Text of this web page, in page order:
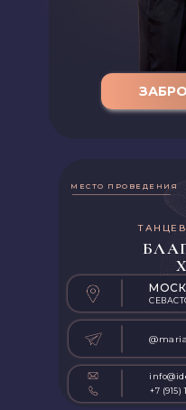
МЕСТО ПРОВЕДЕНИЯ
+7 (915)